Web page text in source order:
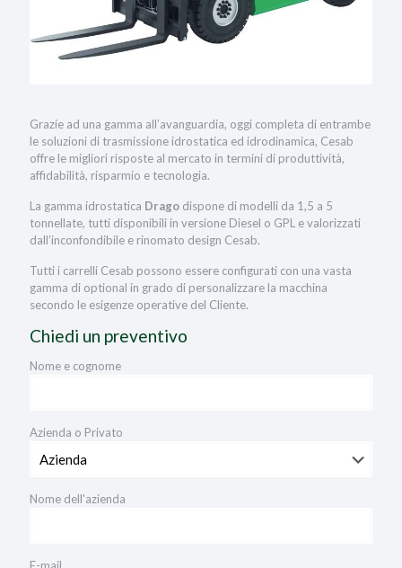
Grazie ad una gamma all’avanguardia, oggi completa di entrambe
le soluzioni di trasmissione idrostatica ed idrodinamica, Cesab
offre le migliori risposte al mercato in termini di produttività,
affidabilità, risparmio e tecnologia.
La gamma idrostatica Drago dispone di modelli da 1,5 a 5
tonnellate, tutti disponibili in versione Diesel o GPL e valorizzati
dall’inconfondibile e rinomato design Cesab.
Tutti i carrelli Cesab possono essere configurati con una vasta
gamma di optional in grado di personalizzare la macchina
secondo le esigenze operative del Cliente.
Chiedi un preventivo
Nome e cognome
Azienda o Privato
Nome dell'azienda